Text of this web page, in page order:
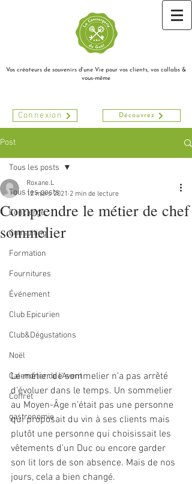
Vos créateurs de souvenirs d'une Vie pour vos clients, vos collabs &
vous-même
Connexion Découvrez
Post
Tous les posts
Concierge
Consulting
Formation
Fournitures
Événement
Club Epicurien
Club&Dégustations
Noël
Calendrier de l'Avent
Coffret
gastronomie
Tous les posts
Comprendre le métier de chef
sommelier
Roxane.L
12 mars 2021 2 min de lecture
Le métier de sommelier n’a pas arrêté
d’évoluer dans le temps. Un sommelier
au Moyen-Âge n’était pas une personne
qui proposait du vin à ses clients mais
plutôt une personne qui choisissait les
vêtements d’un Duc ou encore garder
son lit lors de son absence. Mais de nos
jours, cela a bien changé.